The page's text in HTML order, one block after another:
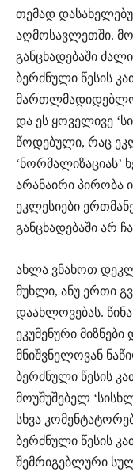
თემად
აღმოსავლეთში.
განცხადებაში
ბერძნული წესის
და ეს ყოველივე
წოდებული, რაც
არანაირი პირობა
ეკლესიები
განცხადებაში არ
ახლა ვნახოთ
მუხლი, ანუ ერთი
დაახლოვებას.
ეკუმენური
მნიშვნელოვან
ბერძნული წესის
მოუშუშებელ
სხვა
ბერძნული წესის
შემრიგებლური